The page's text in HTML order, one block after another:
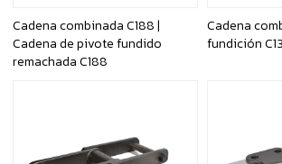
Cadena combinada C188 |
Cadena de pivote fundido
remachada C188
Cadena
fundición